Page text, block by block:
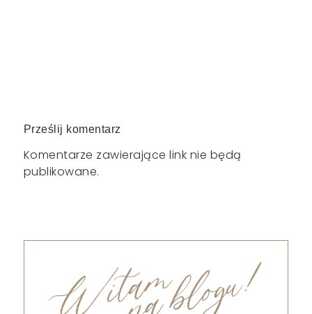
Prześlij komentarz
Komentarze zawierające link nie będą
publikowane.